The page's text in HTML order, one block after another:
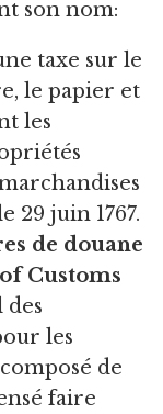
son nom:
taxe sur le
le papier et
les
29 juin 1767.
de douane
Customs
des
les
de
faire